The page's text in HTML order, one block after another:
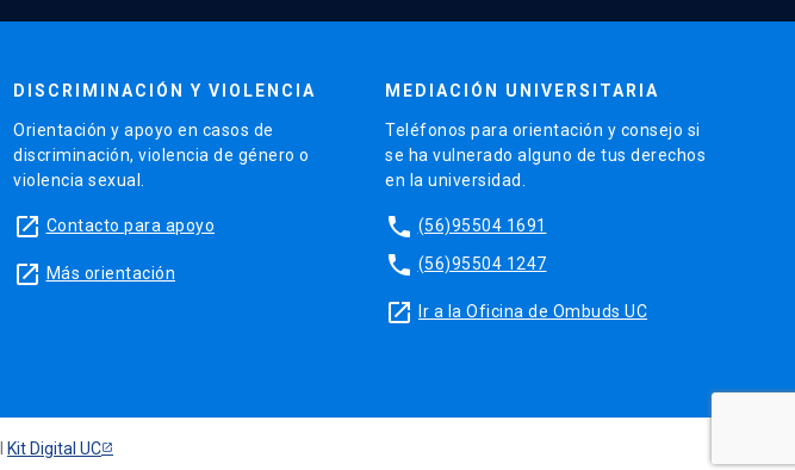
DISCRIMINACIÓN Y VIOLENCIA
Orientación y apoyo en casos de
discriminación, violencia de género o
violencia sexual.
launch Contacto para apoyo
launch Más orientación
MEDIACIÓN UNIVERSITARIA
Teléfonos para orientación y consejo si
se ha vulnerado alguno de tus derechos
en la universidad.
phone (56)95504 1691
phone (56)95504 1247
launch Ir a la Oficina de Ombuds UC
Kit Digital UC